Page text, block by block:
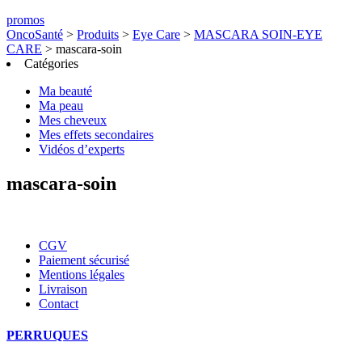
promos
OncoSanté > Produits > Eye Care > MASCARA SOIN-EYE
CARE > mascara-soin
Catégories
Ma beauté
Ma peau
Mes cheveux
Mes effets secondaires
Vidéos d’experts
mascara-soin
CGV
Paiement sécurisé
Mentions légales
Livraison
Contact
PERRUQUES